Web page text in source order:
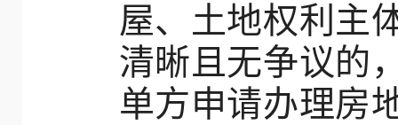
屋、土地权利主
清晰且无争议的
单方申请办理房